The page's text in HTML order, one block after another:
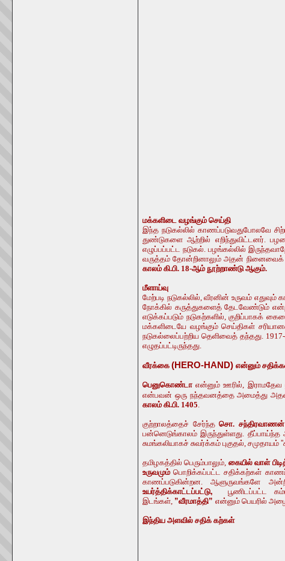
மக்களிடை வழங்கும் செய்தி
இந்த நடுகல்லில் காணப்படுவதுபோலவே
துண்டுகளை ஆற்றில் எறிந்துவிட்டனர்.
எழுப்பப்பட்ட நடுகல். பழங்கல்லில்
வருத்தம் தோன்றினாலும் அதன் நினைவைக்
காலம் கி.பி. 18-ஆம் நூற்றாண்டு ஆகும்.
மீளாய்வு
மேற்படி நடுகல்லில், வீரனின் உருவம்
நோக்கில் கருத்துகளைத் தேடவேண்டும்
எடுக்கப்படும் நடுகற்களில், குறிப்பாகக்
மக்களிடையே வழங்கும் செய்திகள்
நடுகல்லைப்பற்றிய தெளிவைத் தந்தது.
எழுதப்பட்டிருந்தது.
வீரக்கை (HERO-HAND) என்னும்
பெனுகொண்டா என்னும் ஊரில்,
என்பவன் ஒரு நந்தவனத்தை அமைத்து
காலம் கி.பி. 1405.
குற்றாலத்தைச் சேர்ந்தசொ. சந்திரவாணன்
பன்னெடுங்காலம் இருந்துள்ளது.
சுமங்கலியாகச் சுவர்க்கம் புகுதல், சமுதாயம் ”
தமிழகத்தில் பெரும்பாலும், கையில் வாள்
உருவமும்பொறிக்கப்பட்ட சதிக்கற்கள்
காணப்படுகின்றன. ஆளுருவங்களே
உயர்த்திக்காட்டப்பட்டு,
பூணிடப்பட்ட
இடங்கள், ”வீரமாத்தி” என்னும் பெயரில்
இந்திய அளவில் சதிக் கற்கள்